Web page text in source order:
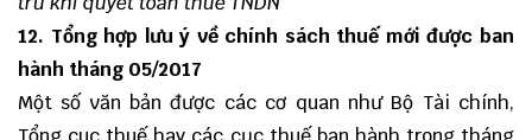
12. Tổng hợp lưu ý về chính sách thuế mới được ban
hành tháng 05/2017
Một số văn bản được các cơ quan như Bộ Tài chính,